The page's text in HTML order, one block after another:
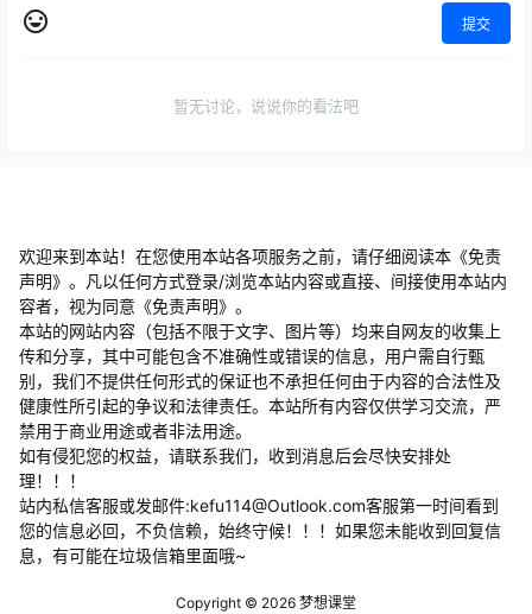
提交
暂无讨论，说说你的看法吧
欢迎来到本站！在您使用本站各项服务之前，请仔细阅读本《免责
声明》。凡以任何方式登录/浏览本站内容或直接、间接使用本站内
容者，视为同意《免责声明》。
本站的网站内容（包括不限于文字、图片等）均来自网友的收集上
传和分享，其中可能包含不准确性或错误的信息，用户需自行甄
别，我们不提供任何形式的保证也不承担任何由于内容的合法性及
健康性所引起的争议和法律责任。本站所有内容仅供学习交流，严
禁用于商业用途或者非法用途。
​如有侵犯您的权益，请联系我们，收到消息后会尽快安排处
理！！！
站内私信客服或发邮件:kefu114@Outlook.com客服第一时间看到
您的信息必回，不负信赖，始终守候！！！如果您未能收到回复信
息，有可能在垃圾信箱里面哦~
Copyright © 2026 梦想课堂